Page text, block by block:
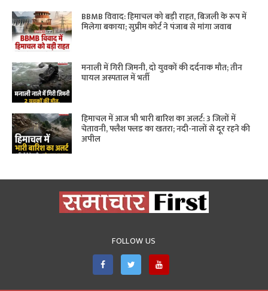
BBMB विवाद: हिमाचल को बड़ी राहत, बिजली के रूप में
मिलेगा बकाया; सुप्रीम कोर्ट ने पंजाब से मांगा जवाब
मनाली में गिरी जिमनी, दो युवकों की दर्दनाक मौत; तीन
घायल अस्पताल में भर्ती
हिमाचल में आज भी भारी बारिश का अलर्ट: 3 जिलों में
चेतावनी, फ्लैश फ्लड का खतरा; नदी-नालों से दूर रहने की
अपील
FOLLOW US